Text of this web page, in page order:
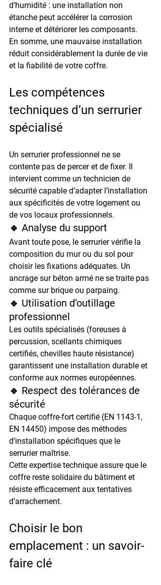
d’humidité : une installation non
étanche peut accélérer la corrosion
interne et détériorer les composants.
En somme, une mauvaise installation
réduit considérablement la durée de vie
et la fiabilité de votre coffre.
Les compétences
techniques d’un serrurier
spécialisé
Un serrurier professionnel ne se
contente pas de percer et de fixer. Il
intervient comme un technicien de
sécurité capable d’adapter l’installation
aux spécificités de votre logement ou
de vos locaux professionnels.
🔹 Analyse du support
Avant toute pose, le serrurier vérifie la
composition du mur ou du sol pour
choisir les fixations adéquates. Un
ancrage sur béton armé ne se traite pas
comme sur brique ou parpaing.
🔹 Utilisation d’outillage
professionnel
Les outils spécialisés (foreuses à
percussion, scellants chimiques
certifiés, chevilles haute résistance)
garantissent une installation durable et
conforme aux normes européennes.
🔹 Respect des tolérances de
sécurité
Chaque coffre-fort certifié (EN 1143-1,
EN 14450) impose des méthodes
d’installation spécifiques que le
serrurier maîtrise.
Cette expertise technique assure que le
coffre reste solidaire du bâtiment et
résiste efficacement aux tentatives
d’arrachement.
Choisir le bon
emplacement : un savoir-
faire clé